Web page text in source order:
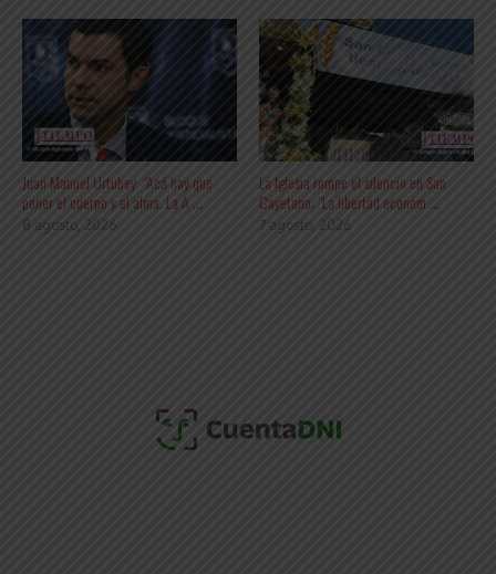
Juan Manuel Urtubey: “Acá hay que
poner el cuerpo y el alma. La A ...
8 agosto, 2026
La Iglesia rompe el silencio en San
Cayetano: “La libertad económ ...
7 agosto, 2026